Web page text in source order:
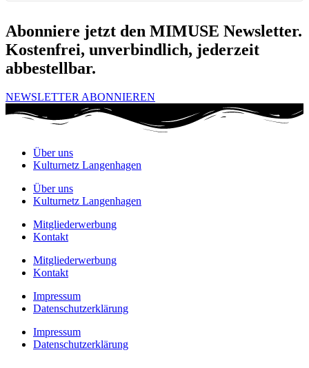
Abonniere jetzt den MIMUSE Newsletter.
Kostenfrei, unverbindlich, jederzeit
abbestellbar.
NEWSLETTER ABONNIEREN
Über uns
Kulturnetz Langenhagen
Über uns
Kulturnetz Langenhagen
Mitgliederwerbung
Kontakt
Mitgliederwerbung
Kontakt
Impressum
Datenschutzerklärung
Impressum
Datenschutzerklärung